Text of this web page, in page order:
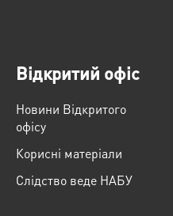
Відкритий офіс
Новини Відкритого
офісу
Корисні матеріали
Слідство веде НАБУ